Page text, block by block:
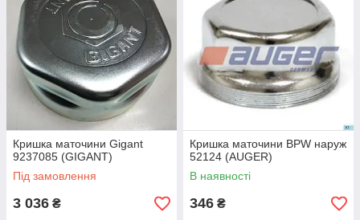
Кришка маточини Gigant
9237085 (GIGANT)
Під замовлення
3 036 ₴
Кришка маточини BPW наруж
52124 (AUGER)
В наявності
346 ₴